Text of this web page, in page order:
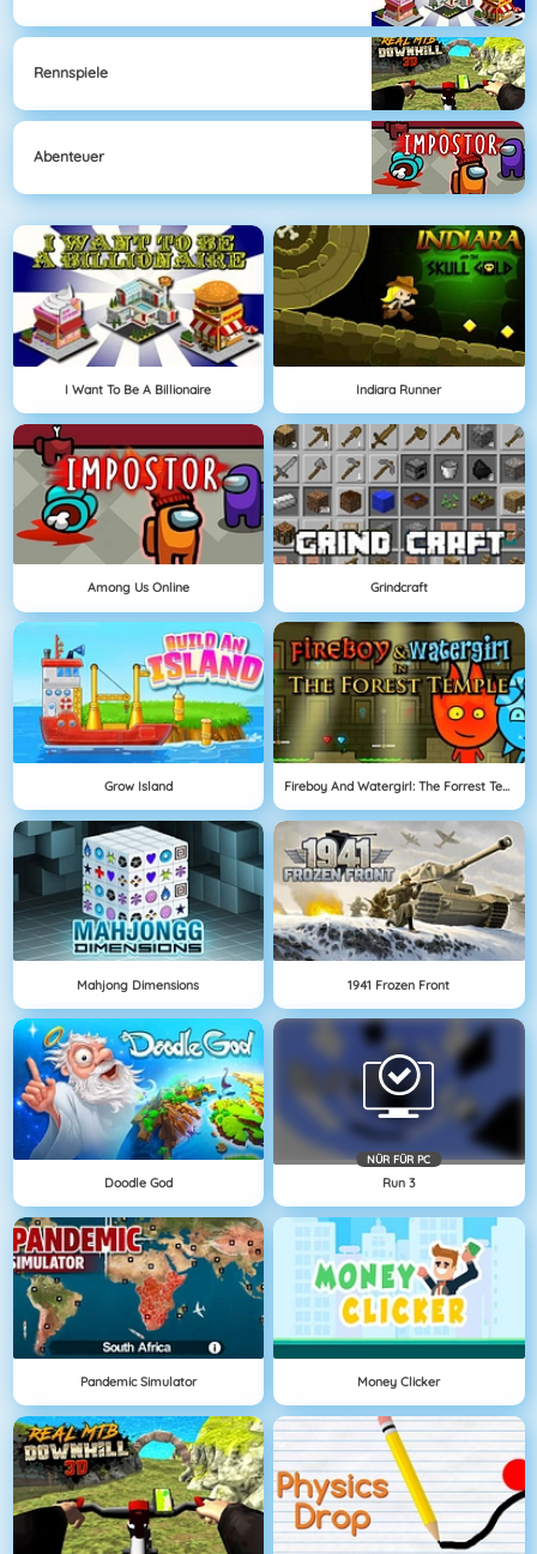
Rennspiele
Abenteuer
I Want To Be A Billionaire Indiara Runner
Among Us Online Grindcraft
Grow Island Fireboy And Watergirl: The Forrest Temple
Mahjong Dimensions 1941 Frozen Front
Doodle God
NÜR FÜR PC
Run 3
Pandemic Simulator Money Clicker